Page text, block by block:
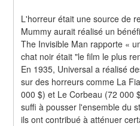
L'horreur était une source de
Mummy aurait réalisé un
The Invisible Man rapporte «
chat noir était "le film le plus
En 1935, Universal a réalisé
sur des horreurs comme La
000 $) et Le Corbeau (72 000
suffi à pousser l'ensemble du
ils ont contribué à atténuer